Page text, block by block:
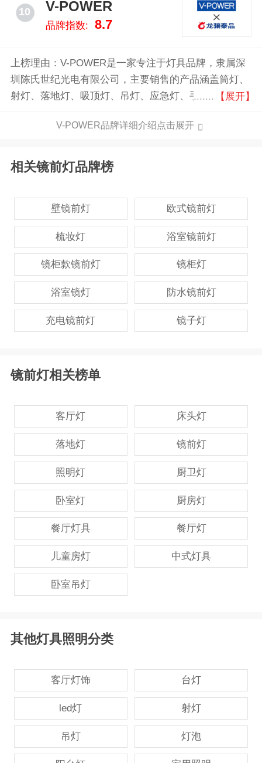
10 V-POWER
品牌指数: 8.7
上榜理由：V-POWER是一家专注于灯具品牌，隶属深
圳陈氏世纪光电有限公司，主要销售的产品涵盖筒灯、
射灯、落地灯、吸顶灯、吊灯、应急灯、手电等，产品
来，V-POWER致力于为客户提供高质量的照明产品和
【展开】
V-POWER品牌详细介绍点击展开
相关镜前灯品牌榜
壁镜前灯 欧式镜前灯
梳妆灯 浴室镜前灯
镜柜款镜前灯 镜柜灯
浴室镜灯 防水镜前灯
充电镜前灯 镜子灯
镜前灯相关榜单
客厅灯 床头灯
落地灯 镜前灯
照明灯 厨卫灯
卧室灯 厨房灯
餐厅灯具 餐厅灯
儿童房灯 中式灯具
卧室吊灯
其他灯具照明分类
客厅灯饰 台灯
led灯 射灯
吊灯 灯泡